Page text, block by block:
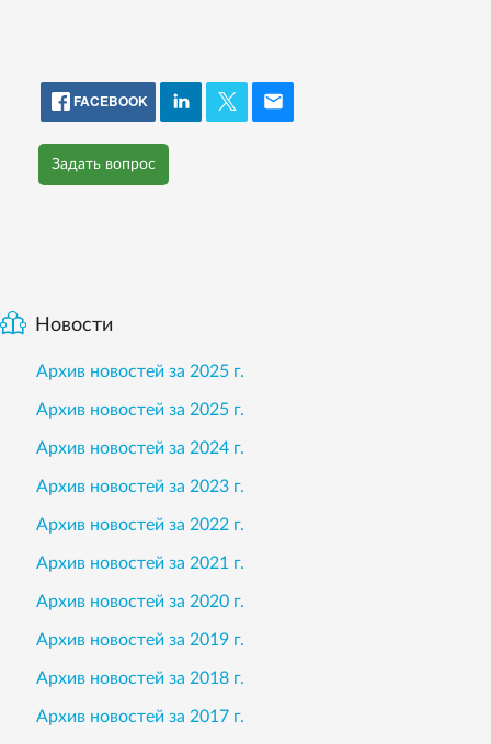
FACEBOOK
Задать вопрос
Новости
Архив новостей за 2025 г.
Архив новостей за 2025 г.
Архив новостей за 2024 г.
Архив новостей за 2023 г.
Архив новостей за 2022 г.
Архив новостей за 2021 г.
Архив новостей за 2020 г.
Архив новостей за 2019 г.
Архив новостей за 2018 г.
Архив новостей за 2017 г.